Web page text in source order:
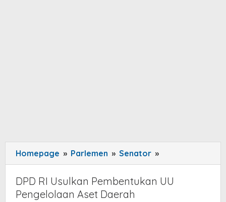
Homepage » Parlemen » Senator »
RI
Usulkan
DPD RI Usulkan Pembentukan UU
Pengelolaan Aset Daerah